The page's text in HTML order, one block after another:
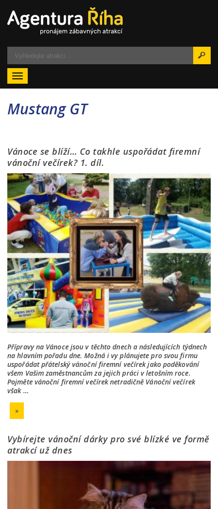
Menu
Mustang GT
Vánoce se blíží… Co takhle uspořádat firemní
vánoční večírek? 1. díl.
Přípravy na Vánoce jsou v těchto dnech a následujících týdnech
na hlavním pořadu dne. Možná i vy plánujete pro svou firmu
uspořádat přátelský vánoční firemní večírek jako poděkování
všem Vašim zaměstnancům za jejich práci v letošním roce.
Pojměte vánoční firemní večírek netradičně Vánoční večírek
však …
»
Vybírejte vánoční dárky pro své blízké ve formě
atrakcí už dnes